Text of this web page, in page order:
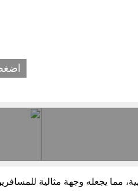
مما يجعله وجهة مثالية